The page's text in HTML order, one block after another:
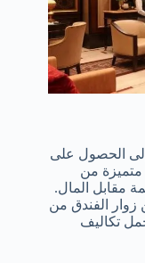
إلى الحصول على
متميزة من
مقابل المال.
زوار الفندق من
تكاليف